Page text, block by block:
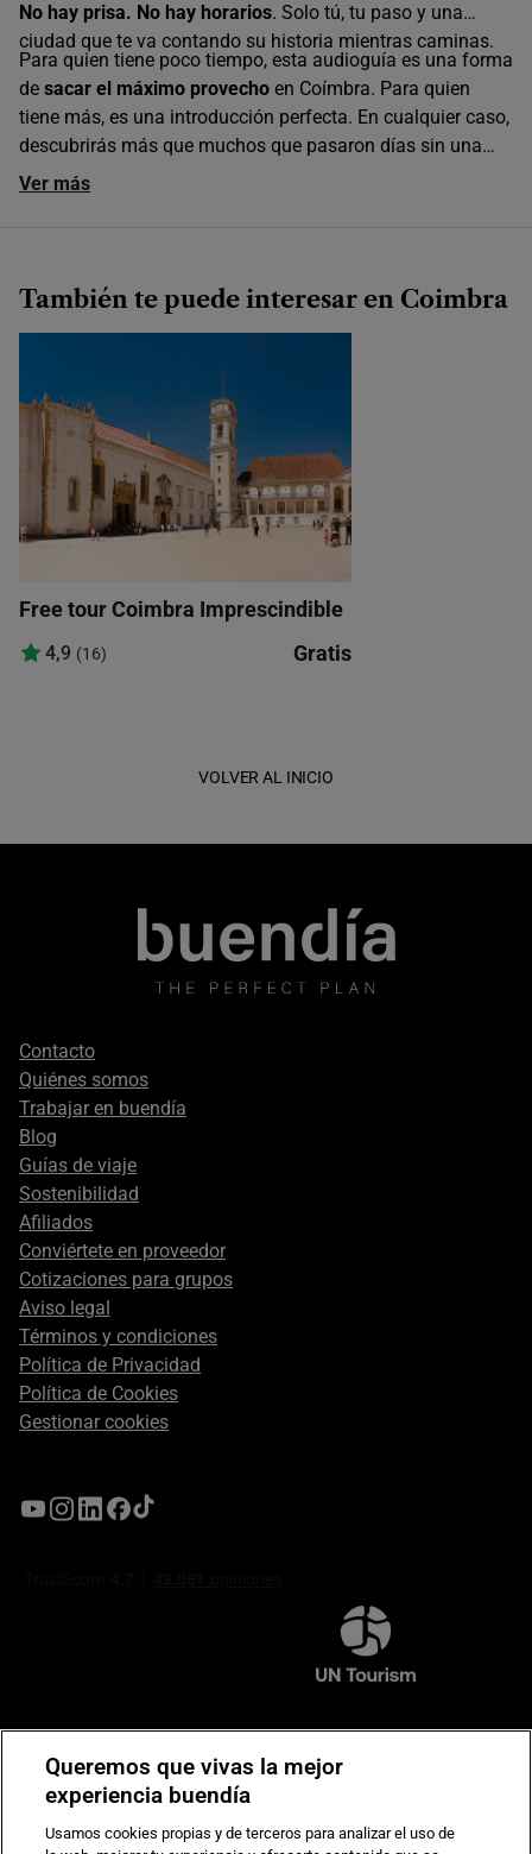
No hay prisa. No hay horarios. Solo tú, tu paso y una
ciudad que te va contando su historia mientras caminas.
Para quien tiene poco tiempo, esta audioguía es una forma
de sacar el máximo provecho en Coímbra. Para quien
tiene más, es una introducción perfecta. En cualquier caso,
descubrirás más que muchos que pasaron días sin una
buena historia que los guiara.
Ver más
También te puede interesar en Coimbra
Free tour Coimbra Imprescindible
4,9 (16) Gratis
VOLVER AL INICIO
Footer
secondary
Contacto
Quiénes somos
Trabajar en buendía
Blog
Guías de viaje
Sostenibilidad
Afiliados
Conviértete en proveedor
Cotizaciones para grupos
Aviso legal
Términos y condiciones
Política de Privacidad
Política de Cookies
Gestionar cookies
Compromiso de seguridad en pagos electrónicos
Queremos que vivas la mejor
experiencia buendía
Usamos cookies propias y de terceros para analizar el uso de